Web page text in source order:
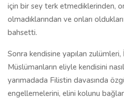
için bir sey terk etmediklerinden,
olmadıklarından ve onları
bahsetti.
Sonra kendisine yapılan
Müslümanların eliyle kendisini nasıl
yarımadada Filistin davasında
engellemelerini, elini kolunu